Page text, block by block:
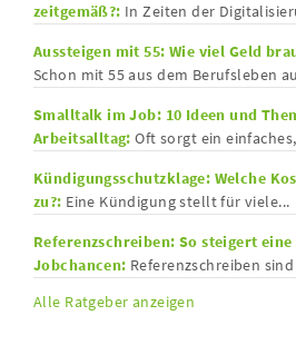
zeitgemäß?: In Zeiten der
Aussteigen mit 55: Wie viel Geld
Schon mit 55 aus dem Berufsleben
Smalltalk im Job: 10 Ideen und
Arbeitsalltag: Oft sorgt ein
Kündigungsschutzklage: Welche
zu?: Eine Kündigung stellt für viele...
Referenzschreiben: So steigert
Jobchancen: Referenzschreiben
Alle Ratgeber anzeigen